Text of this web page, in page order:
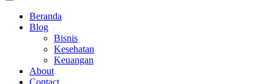
Beranda
Blog
Bisnis
Kesehatan
Keuangan
About
Contact